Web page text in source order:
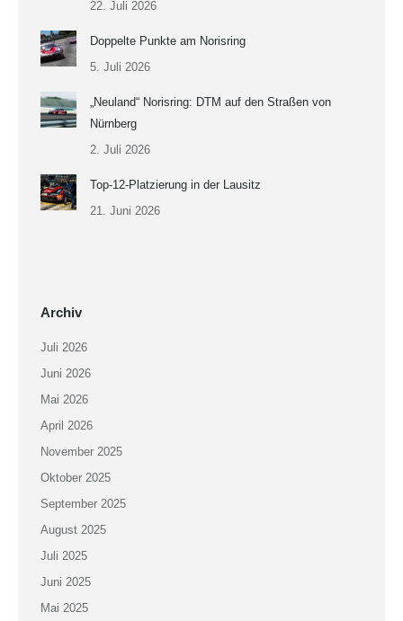
22. Juli 2026
Doppelte Punkte am Norisring
5. Juli 2026
„Neuland“ Norisring: DTM auf den Straßen von
Nürnberg
2. Juli 2026
Top-12-Platzierung in der Lausitz
21. Juni 2026
Archiv
Juli 2026
Juni 2026
Mai 2026
April 2026
November 2025
Oktober 2025
September 2025
August 2025
Juli 2025
Juni 2025
Mai 2025